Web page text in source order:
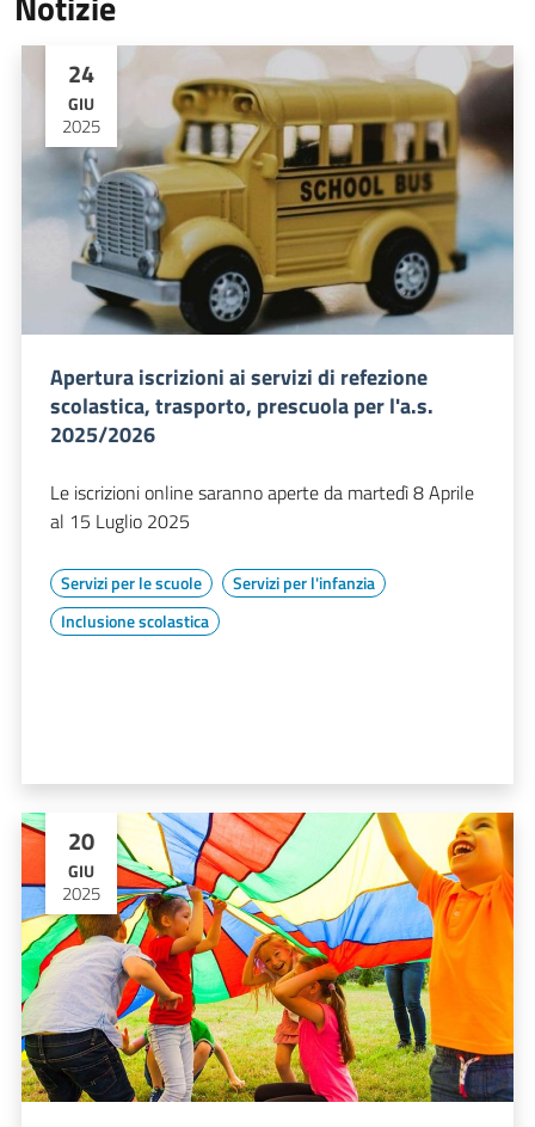
24
GIU
2025
Apertura iscrizioni ai servizi di refezione
scolastica, trasporto, prescuola per l'a.s.
2025/2026
Le iscrizioni online saranno aperte da martedì 8 Aprile
al 15 Luglio 2025
Servizi per le scuole
Servizi per l'infanzia
Inclusione scolastica
20
GIU
2025